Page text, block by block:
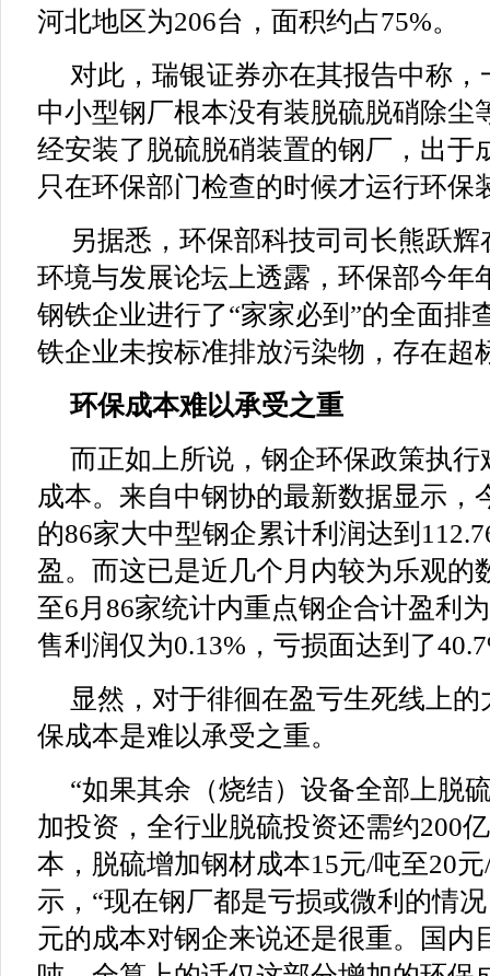
河北地区为206台，面积约占75%。
对此，瑞银证券亦在其报告中称
中小型钢厂根本没有装脱硫脱硝除尘
经安装了脱硫脱硝装置的钢厂，出于
只在环保部门检查的时候才运行环保
另据悉，环保部科技司司长熊跃
环境与发展论坛上透露，环保部今年
钢铁企业进行了“家家必到”的全面排
铁企业未按标准排放污染物，存在超
环保成本难以承受之重
而正如上所说，钢企环保政策执
成本。来自中钢协的最新数据显示，
的86家大中型钢企累计利润达到
盈。而这已是近几个月内较为乐观的
至6月86家统计内重点钢企合计盈利
售利润仅为0.13%，亏损面达到了
显然，对于徘徊在盈亏生死线上
保成本是难以承受之重。
“如果其余（烧结）设备全部上脱
加投资，全行业脱硫投资还需约200
本，脱硫增加钢材成本15元/吨至20
示，“现在钢厂都是亏损或微利的情
元的成本对钢企来说还是很重。国内